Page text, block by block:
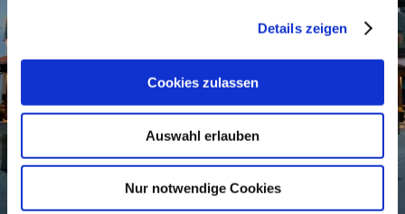
Details zeigen
Cookies zulassen
Auswahl erlauben
Nur notwendige Cookies